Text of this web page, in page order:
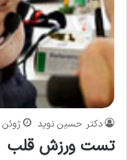
دکتر حسین نوید ژوئن 6, 2014
تست ورزش قلب